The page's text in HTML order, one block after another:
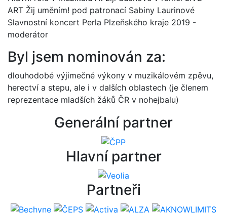
ART Žij uměním! pod patronací Sabiny Laurinové
Slavnostní koncert Perla Plzeňského kraje 2019 -
moderátor
Byl jsem nominován za:
dlouhodobé výjimečné výkony v muzikálovém zpěvu,
herectví a stepu, ale i v dalších oblastech (je členem
reprezentace mladších žáků ČR v nohejbalu)
Generální partner
Hlavní partner
Partneři